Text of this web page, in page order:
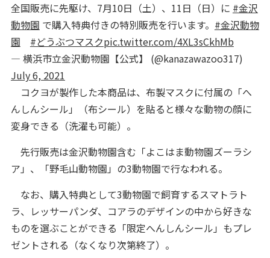
全国販売に先駆け、7月10日（土）、11日（日）に #金沢
動物園 で購入特典付きの特別販売を行います。 #金沢動物
園
#どうぶつマスクpic.twitter.com/4XL3sCkhMb
— 横浜市立金沢動物園【公式】 (@kanazawazoo317)
July 6, 2021
コクヨが製作した本商品は、布製マスクに付属の「へ
んしんシール」（布シール）を貼ると様々な動物の顔に
変身できる（洗濯も可能）。
先行販売は金沢動物園含む「よこはま動物園ズーラシ
ア」、「野毛山動物園」の3動物園で行なわれる。
なお、購入特典として3動物園で飼育するスマトラト
ラ、レッサーパンダ、コアラのデザインの中から好きな
ものを選ぶことができる「限定へんしんシール」もプレ
ゼントされる（なくなり次第終了）。